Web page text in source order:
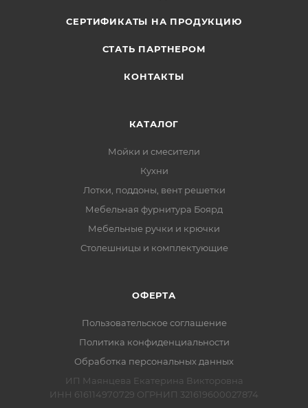
СЕРТИФИКАТЫ НА ПРОДУКЦИЮ
СТАТЬ ПАРТНЕРОМ
КОНТАКТЫ
КАТАЛОГ
Мойки и смесители
Кухни
Лотки, поддоны, вент решетки
Мебельная фурнитура Боярд
Мебельные ручки и крючки
Столешницы и комплектующие
ОФЕРТА
Пользовательское соглашение
Политика конфиденциальности
Обработка персональных данных
ИП Маянцева Екатерина Викторовна
ИНН 616114970729 ОГРНИП 321619600027874